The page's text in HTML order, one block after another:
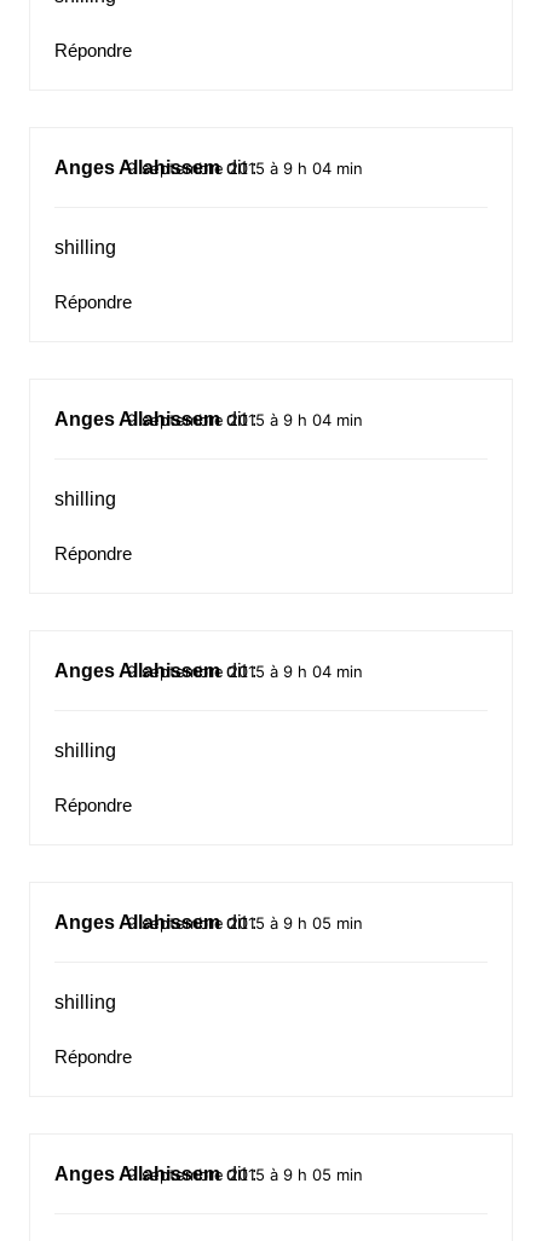
Répondre
Anges Allahissem dit :
9 septembre 2015 à 9 h 04 min
shilling
Répondre
Anges Allahissem dit :
9 septembre 2015 à 9 h 04 min
shilling
Répondre
Anges Allahissem dit :
9 septembre 2015 à 9 h 04 min
shilling
Répondre
Anges Allahissem dit :
9 septembre 2015 à 9 h 05 min
shilling
Répondre
Anges Allahissem dit :
9 septembre 2015 à 9 h 05 min